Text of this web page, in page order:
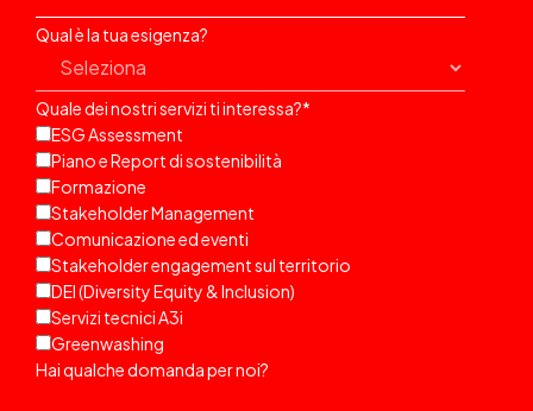
Qual è la tua esigenza?
Quale dei nostri servizi ti interessa?*
ESG Assessment
Piano e Report di sostenibilità
Formazione
Stakeholder Management
Comunicazione ed eventi
Stakeholder engagement sul territorio
DEI (Diversity Equity & Inclusion)
Servizi tecnici A3i
Greenwashing
Hai qualche domanda per noi?